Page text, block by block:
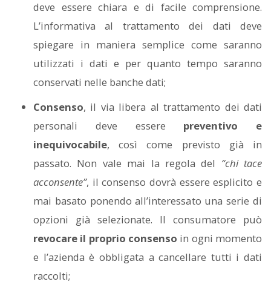
deve essere chiara e di facile comprensione.
L’informativa al trattamento dei dati deve
spiegare in maniera semplice come saranno
utilizzati i dati e per quanto tempo saranno
conservati nelle banche dati;
Consenso, il via libera al trattamento dei dati
personali deve essere preventivo e
inequivocabile, così come previsto già in
passato. Non vale mai la regola del “chi tace
acconsente”, il consenso dovrà essere esplicito e
mai basato ponendo all’interessato una serie di
opzioni già selezionate. Il consumatore può
revocare il proprio consenso in ogni momento
e l’azienda è obbligata a cancellare tutti i dati
raccolti;